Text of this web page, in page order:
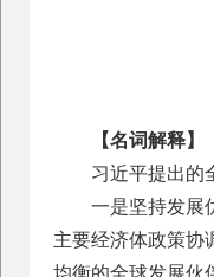
【名词解释】
习近平提出的
一是坚持发展
主要经济体政策协
均衡的全球发展伙